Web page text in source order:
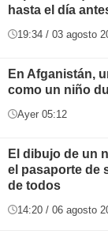
hasta el día
19:34 / 03 agosto
En Afganistán,
como un niño
Ayer 05:12
El dibujo de un
el pasaporte de
de todos
14:20 / 06 agosto